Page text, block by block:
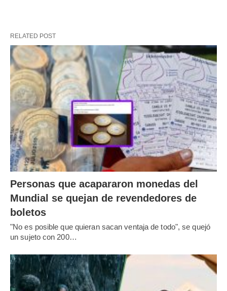
RELATED POST
Personas que acapararon monedas del
Mundial se quejan de revendedores de
boletos
"No es posible que quieran sacan ventaja de todo", se quejó
un sujeto con 200…